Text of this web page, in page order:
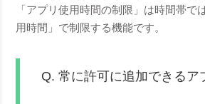
「アプリ使用時間の制限」は時間帯で
用時間」で制限する機能です。
Q. 常に許可に追加できるア